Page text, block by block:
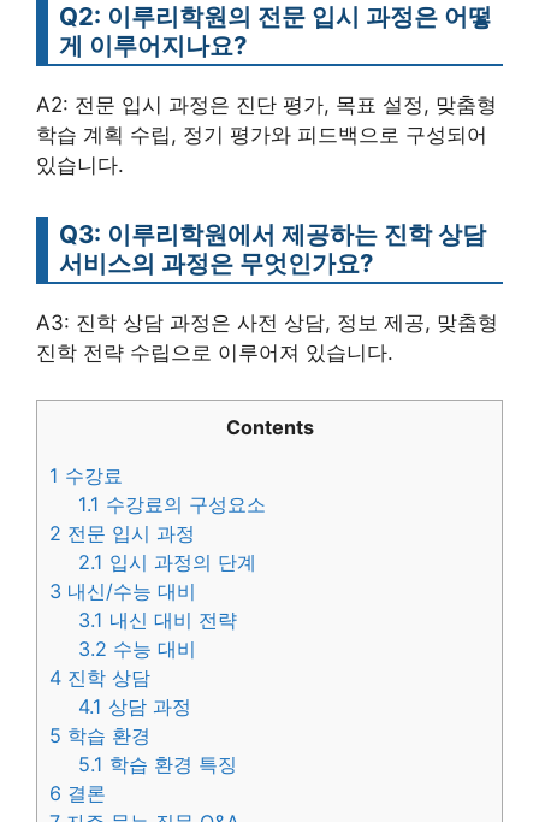
Q2: 이루리학원의 전문 입시 과정은 어떻
게 이루어지나요?
A2: 전문 입시 과정은 진단 평가, 목표 설정, 맞춤형
학습 계획 수립, 정기 평가와 피드백으로 구성되어
있습니다.
Q3: 이루리학원에서 제공하는 진학 상담
서비스의 과정은 무엇인가요?
A3: 진학 상담 과정은 사전 상담, 정보 제공, 맞춤형
진학 전략 수립으로 이루어져 있습니다.
Contents
1 수강료
1.1 수강료의 구성요소
2 전문 입시 과정
2.1 입시 과정의 단계
3 내신/수능 대비
3.1 내신 대비 전략
3.2 수능 대비
4 진학 상담
4.1 상담 과정
5 학습 환경
5.1 학습 환경 특징
6 결론